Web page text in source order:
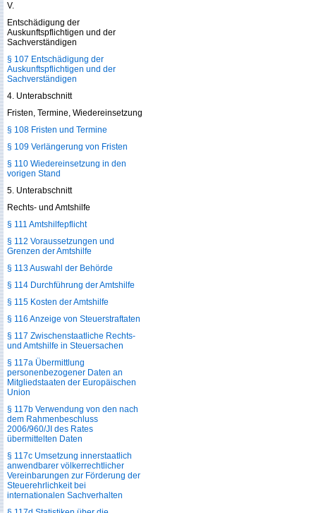
V.
Entschädigung der
Auskunftspflichtigen und der
Sachverständigen
§ 107 Entschädigung der
Auskunftspflichtigen und der
Sachverständigen
4. Unterabschnitt
Fristen, Termine, Wiedereinsetzung
§ 108 Fristen und Termine
§ 109 Verlängerung von Fristen
§ 110 Wiedereinsetzung in den
vorigen Stand
5. Unterabschnitt
Rechts- und Amtshilfe
§ 111 Amtshilfepflicht
§ 112 Voraussetzungen und
Grenzen der Amtshilfe
§ 113 Auswahl der Behörde
§ 114 Durchführung der Amtshilfe
§ 115 Kosten der Amtshilfe
§ 116 Anzeige von Steuerstraftaten
§ 117 Zwischenstaatliche Rechts-
und Amtshilfe in Steuersachen
§ 117a Übermittlung
personenbezogener Daten an
Mitgliedstaaten der Europäischen
Union
§ 117b Verwendung von den nach
dem Rahmenbeschluss
2006/960/JI des Rates
übermittelten Daten
§ 117c Umsetzung innerstaatlich
anwendbarer völkerrechtlicher
Vereinbarungen zur Förderung der
Steuerehrlichkeit bei
internationalen Sachverhalten